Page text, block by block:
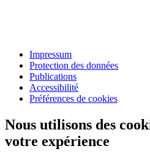
Impressum
Protection des données
Publications
Accessibilité
Préférences de cookies
Nous utilisons des
votre expérience